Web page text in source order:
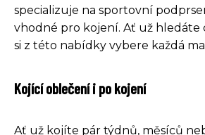
specializuje na sportovní
vhodné pro kojení. Ať už hledáte
si z této nabídky vybere každá
Kojící oblečení i po kojení
Ať už kojíte pár týdnů, měsíců